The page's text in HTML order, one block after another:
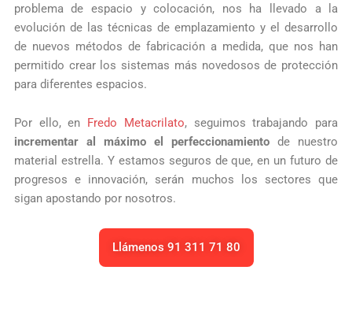
problema de espacio y colocación, nos ha llevado a la
evolución de las técnicas de emplazamiento y el desarrollo
de nuevos métodos de fabricación a medida, que nos han
permitido crear los sistemas más novedosos de protección
para diferentes espacios.
Por ello, en Fredo Metacrilato, seguimos trabajando para
incrementar al máximo el perfeccionamiento de nuestro
material estrella. Y estamos seguros de que, en un futuro de
progresos e innovación, serán muchos los sectores que
sigan apostando por nosotros.
Llámenos 91 311 71 80